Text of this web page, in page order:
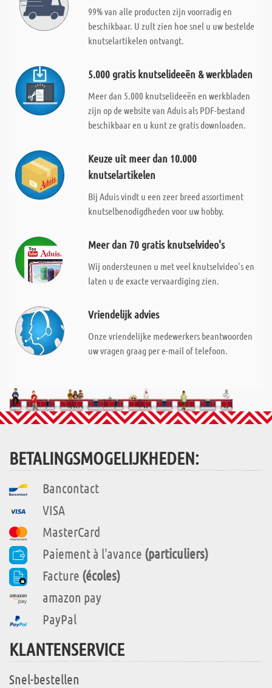
99% van alle producten zijn voorradig en
beschikbaar. U zult zien hoe snel u uw bestelde
knutselartikelen ontvangt.
5.000 gratis knutselideeën & werkbladen
Meer dan 5.000 knutselideeën en werkbladen
zijn op de website van Aduis als PDF-bestand
beschikbaar en u kunt ze gratis downloaden.
Keuze uit meer dan 10.000
knutselartikelen
Bij Aduis vindt u een zeer breed assortiment
knutselbenodigdheden voor uw hobby.
Meer dan 70 gratis knutselvideo's
Wij ondersteunen u met veel knutselvideo's en
laten u de exacte vervaardiging zien.
Vriendelijk advies
Onze vriendelijke medewerkers beantwoorden
uw vragen graag per e-mail of telefoon.
BETALINGSMOGELIJKHEDEN:
Bancontact
VISA
MasterCard
Paiement à l'avance (particuliers)
Facture (écoles)
amazon pay
PayPal
KLANTENSERVICE
Snel-bestellen